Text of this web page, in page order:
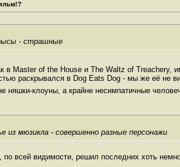
- страшные
в Master of the House и The Waltz of Treachery,
раскрывался в Dog Eats Dog - мы же её не
няшки-клоуны, а крайне несимпатичные
из мюзикла - совершенно разные персонажи
всей видимости, решил последних хоть